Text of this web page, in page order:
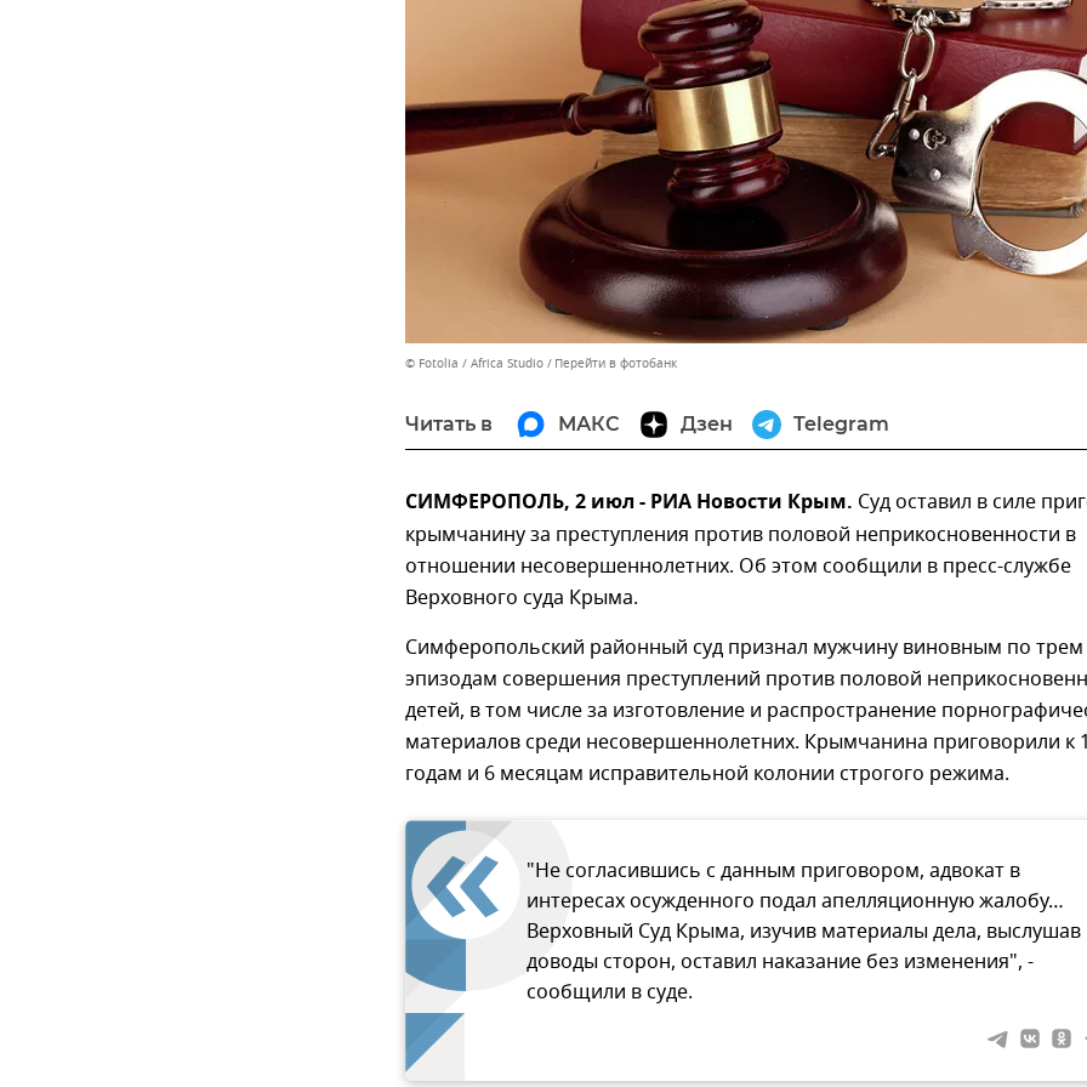
© Fotolia / Africa Studio Перейти в фотобанк
Читать в МАКС Дзен Telegram
СИМФЕРОПОЛЬ, 2 июл - РИА Новости Крым. Суд оставил в силе
крымчанину за преступления против половой неприкосновенности в
отношении несовершеннолетних. Об этом сообщили в пресс-службе
Верховного суда Крыма.
Симферопольский районный суд признал мужчину виновным по трем
эпизодам совершения преступлений против половой
детей, в том числе за изготовление и распространение
материалов среди несовершеннолетних. Крымчанина приговорили к
годам и 6 месяцам исправительной колонии строгого режима.
"Не согласившись с данным приговором, адвокат в
интересах осужденного подал апелляционную жалобу…
Верховный Суд Крыма, изучив материалы дела, выслушав
доводы сторон, оставил наказание без изменения", -
сообщили в суде.